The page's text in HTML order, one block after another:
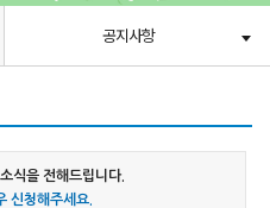
공지사항
식을 전해드립니다.
신청해주세요.